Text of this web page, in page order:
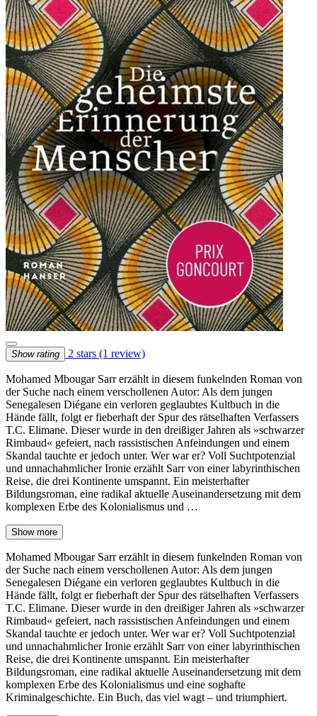
Show rating 2 stars (1 review)
Mohamed Mbougar Sarr erzählt in diesem funkelnden Roman von
der Suche nach einem verschollenen Autor: Als dem jungen
Senegalesen Diégane ein verloren geglaubtes Kultbuch in die
Hände fällt, folgt er fieberhaft der Spur des rätselhaften Verfassers
T.C. Elimane. Dieser wurde in den dreißiger Jahren als »schwarzer
Rimbaud« gefeiert, nach rassistischen Anfeindungen und einem
Skandal tauchte er jedoch unter. Wer war er? Voll Suchtpotenzial
und unnachahmlicher Ironie erzählt Sarr von einer labyrinthischen
Reise, die drei Kontinente umspannt. Ein meisterhafter
Bildungsroman, eine radikal aktuelle Auseinandersetzung mit dem
komplexen Erbe des Kolonialismus und …
Show more
Mohamed Mbougar Sarr erzählt in diesem funkelnden Roman von
der Suche nach einem verschollenen Autor: Als dem jungen
Senegalesen Diégane ein verloren geglaubtes Kultbuch in die
Hände fällt, folgt er fieberhaft der Spur des rätselhaften Verfassers
T.C. Elimane. Dieser wurde in den dreißiger Jahren als »schwarzer
Rimbaud« gefeiert, nach rassistischen Anfeindungen und einem
Skandal tauchte er jedoch unter. Wer war er? Voll Suchtpotenzial
und unnachahmlicher Ironie erzählt Sarr von einer labyrinthischen
Reise, die drei Kontinente umspannt. Ein meisterhafter
Bildungsroman, eine radikal aktuelle Auseinandersetzung mit dem
komplexen Erbe des Kolonialismus und eine soghafte
Kriminalgeschichte. Ein Buch, das viel wagt – und triumphiert.